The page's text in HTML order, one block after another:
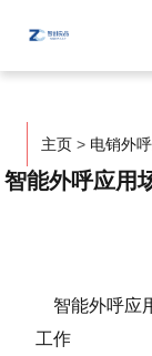
主页 > 电销外
智能外呼应用
智能外呼应
工作